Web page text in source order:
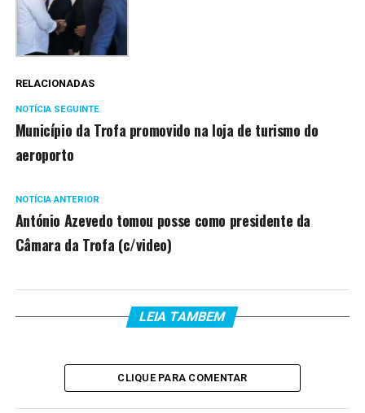
RELACIONADAS
NOTÍCIA SEGUINTE
Município da Trofa promovido na loja de turismo do
aeroporto
NOTÍCIA ANTERIOR
António Azevedo tomou posse como presidente da
Câmara da Trofa (c/video)
LEIA TAMBEM
CLIQUE PARA COMENTAR